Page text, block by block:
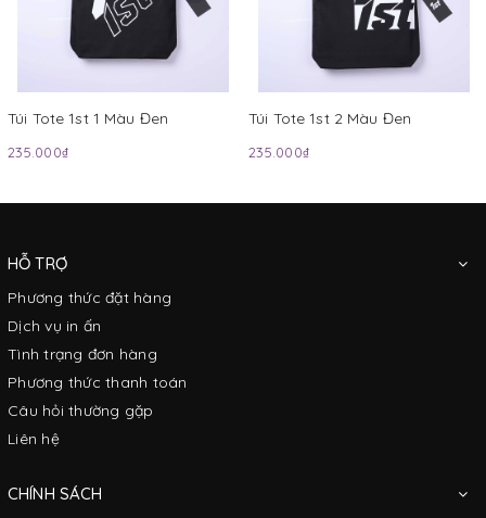
Túi Tote 1st 1 Màu Đen
235.000₫
Túi Tote 1st 2 Màu Đen
235.000₫
HỖ TRỢ
Phương thức đặt hàng
Dịch vụ in ấn
Tình trạng đơn hàng
Phương thức thanh toán
Câu hỏi thường gặp
Liên hệ
CHÍNH SÁCH